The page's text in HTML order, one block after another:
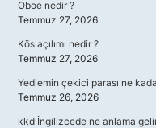
Oboe nedir ?
Temmuz 27, 2026
Kös açılımı nedir ?
Temmuz 27, 2026
Yediemin çekici parası ne
Temmuz 26, 2026
kkd İngilizcede ne anlama